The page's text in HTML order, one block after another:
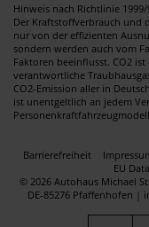
Hinweis nach Richtlinie 1999/
Der Kraftstoffverbrauch und
nur von der effizienten
sondern werden auch vom
Faktoren beeinflusst. CO2
verantwortliche
CO2-Emission aller in
ist unentgeltlich an jedem
Barrierefreiheit
EU
© 2026 Autohaus Michael
DE-85276 Pfaffenhofen |